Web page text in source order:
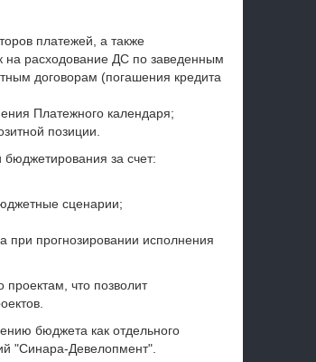
платежей, а также
на расходование ДС по заведенным
договорам (погашения кредита
Платежного календаря;
позиции.
за счет:
сценарии;
при прогнозировании исполнения
что позволит
бюджета как отдельного
"Синара-Девелопмент".